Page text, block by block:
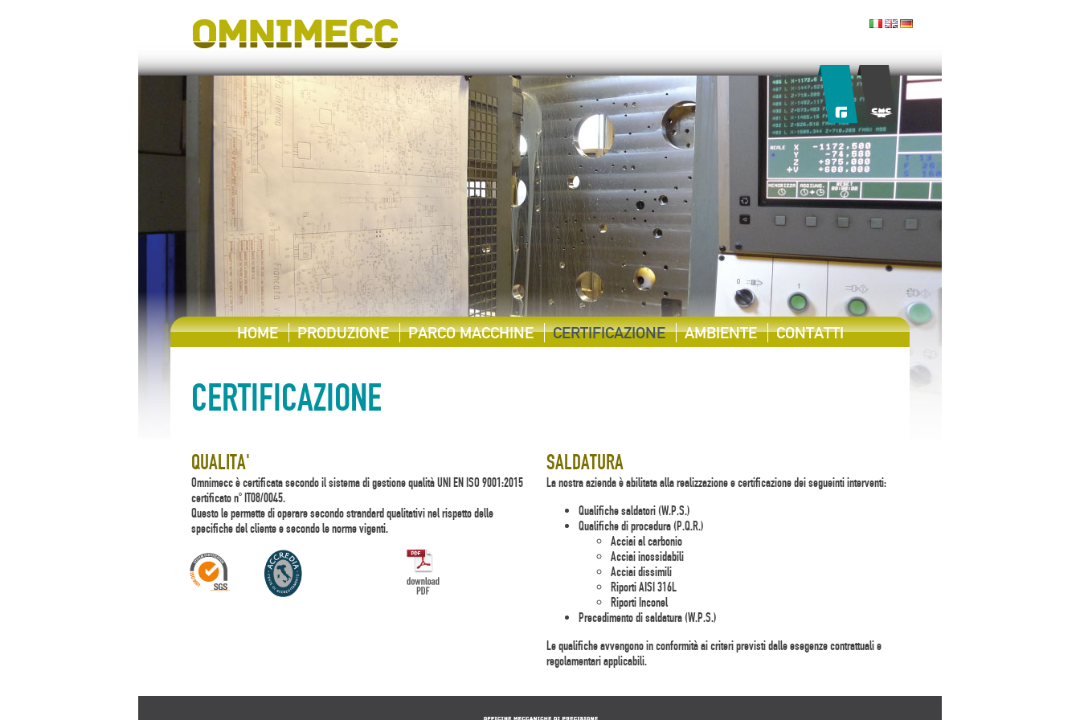
HOME PRODUZIONE PARCO MACCHINE CERTIFICAZIONE AMBIENTE CONTATTI
CERTIFICAZIONE
QUALITA'
Omnimecc è certificata secondo il sistema di gestione qualità UNI EN ISO 9001:2015
certificato n° IT08/0045.
Questo le permette di operare secondo strandard qualitativi nel rispetto delle
specifiche del cliente e secondo le norme vigenti.
SALDATURA
La nostra azienda è abilitata alla realizzazione e certificazione dei segueinti interventi:
Qualifiche saldatori (W.P.S.)
Qualifiche di procedura (P.Q.R.)
Acciai al carbonio
Acciai inossidabili
Acciai dissimili
Riporti AISI 316L
Riporti Inconel
Precedimento di saldatura (W.P.S.)
Le qualifiche avvengono in conformità ai criteri previsti dalle esegenze contrattuali e
regolamentari applicabili.